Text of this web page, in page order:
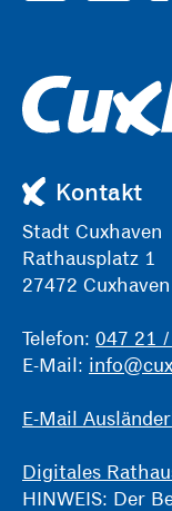
Kontakt
Stadt Cuxhaven
Rathausplatz 1
27472 Cuxhaven
Telefon: 047 21
E-Mail:
E-Mail
Digitales
HINWEIS: Der